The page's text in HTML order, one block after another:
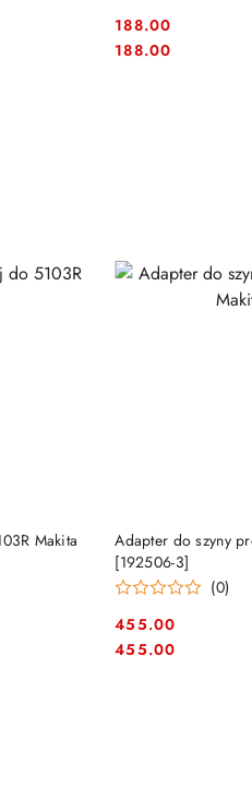
Cena:
188.00
Cena:
188.00
Makita
Adapter do szyny
[192506-3]
(0)
Cena:
455.00
Cena:
455.00